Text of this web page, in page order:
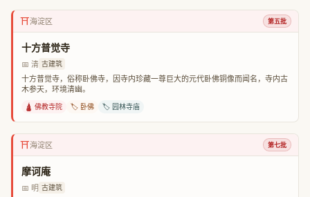
⛩️海淀区 第五批
十方普觉寺
📅 清 古建筑
十方普觉寺，俗称卧佛寺，因寺内珍藏一尊巨大的元代卧佛铜像而闻名，寺内古
木参天，环境清幽。
🛕 佛教寺院 🏷️ 卧佛 🏷️ 园林寺庙
⛩️海淀区 第七批
摩诃庵
📅 明 古建筑